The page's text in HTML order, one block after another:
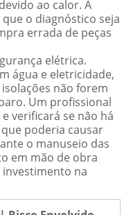
ao calor. A
o diagnóstico seja
errada de peças
elétrica.
água e eletricidade,
não forem
Um profissional
verificará se não há
poderia causar
o manuseio das
em mão de obra
na